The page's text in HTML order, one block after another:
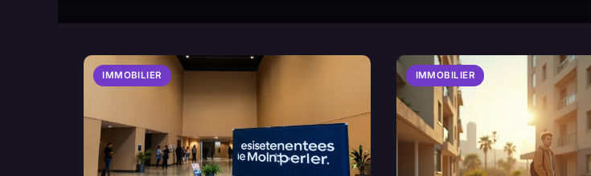
IMMOBILIER IMMOBILIER